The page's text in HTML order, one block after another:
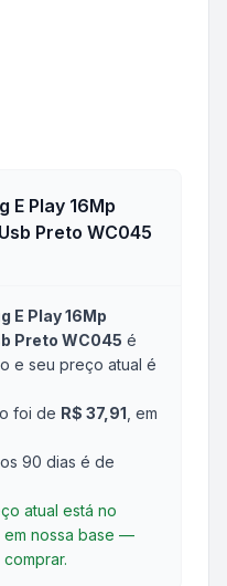
E Play 16Mp
Preto WC045
E Play 16Mp
Preto WC045 é
e seu preço atual é
foi de R$ 37,91 , em
90 dias é de
atual está no
em nossa base —